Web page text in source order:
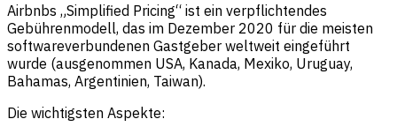
Airbnbs „Simplified Pricing“ ist ein verpflichtendes
Gebührenmodell, das im Dezember 2020 für die meisten
softwareverbundenen Gastgeber weltweit eingeführt
wurde (ausgenommen USA, Kanada, Mexiko, Uruguay,
Bahamas, Argentinien, Taiwan).
Die wichtigsten Aspekte: